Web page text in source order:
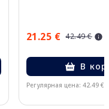
21.25 € 42.49 €
В
Регулярная цена: 42.49 €